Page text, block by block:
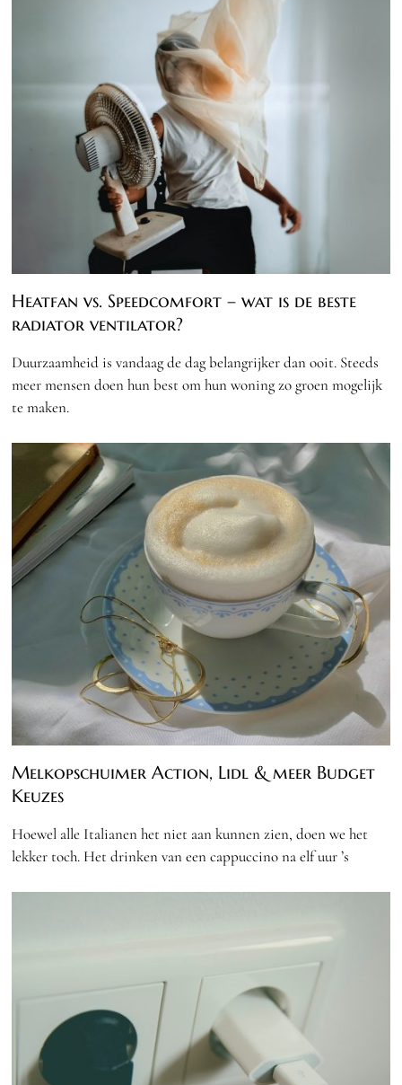
Heatfan vs. Speedcomfort – wat is de beste
radiator ventilator?
Duurzaamheid is vandaag de dag belangrijker dan ooit. Steeds
meer mensen doen hun best om hun woning zo groen mogelijk
te maken.
Melkopschuimer Action, Lidl & meer Budget
Keuzes
Hoewel alle Italianen het niet aan kunnen zien, doen we het
lekker toch. Het drinken van een cappuccino na elf uur ’s